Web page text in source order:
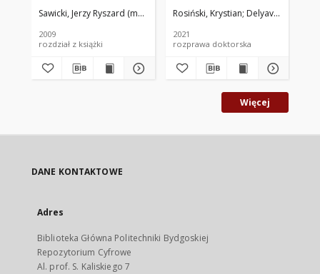
drgającą
Sawicki, Jerzy Ryszard (mechanika) Sawicki, Jerzy Ryszard. Red.
2009
rozdział z książki
makroelementowym
Rosiński, Krystian Delyavskyy,
2021
rozprawa doktorska
Więcej
DANE KONTAKTOWE
Adres
Biblioteka Główna Politechniki Bydgoskiej
Repozytorium Cyfrowe
Al. prof. S. Kaliskiego 7